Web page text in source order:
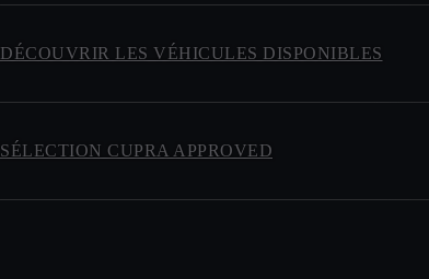
DÉCOUVRIR LES VÉHICULES DISPONIBLES
SÉLECTION CUPRA APPROVED